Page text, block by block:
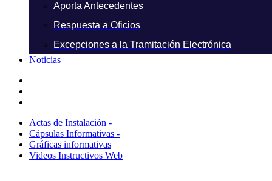
Aporta Antecedentes
Respuesta a Oficios
Excepciones a la Tramitación Electrónica
Noticias
Actas de Instalación -
Cápsulas Informativas -
Gráficas informativas
Videos Instructivos Web